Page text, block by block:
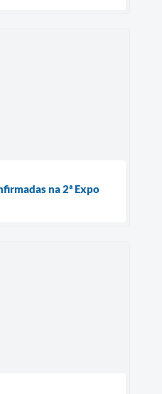
na 2ª Expo